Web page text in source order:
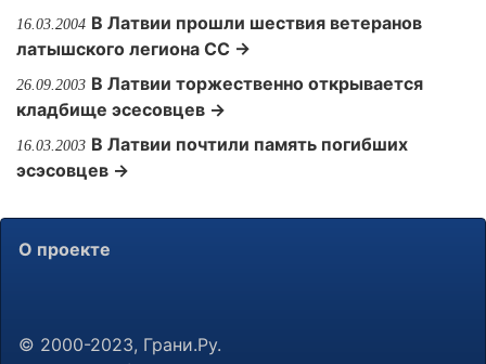
16.03.2004 В Латвии прошли шествия ветеранов
латышского легиона СС →
26.09.2003 В Латвии торжественно открывается
кладбище эсесовцев →
16.03.2003 В Латвии почтили память погибших
эсэсовцев →
О проекте
© 2000-2023, Грани.Ру.